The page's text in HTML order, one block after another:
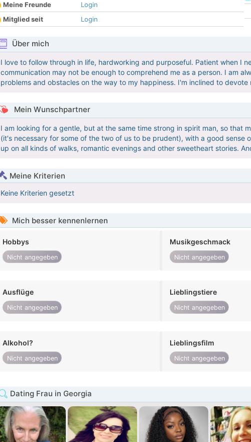
Meine Freunde
Login
Mitglied seit
Login
Über mich
I love to follow through in life, hardworking and purposeful. Patient when I
communication may not be enough to comprehend me as a person. I am
problems and obstacles on the way to my happiness. I'm inclined to
Mein Wunschpartner
I am looking for a gentle, but at the same time strong in spirit man, so that
(it's necessary for some of the two of us to be prudent), with a good
up on all kinds of walks, romantic evenings and other sweetheart stories.
Meine Kriterien
Keine Kriterien gesetzt
Mich besser kennenlernen
Hobbys
Nicht angegeben
Musikgeschmack
Nicht angegeben
Ausflüge
Nicht angegeben
Lieblingstiere
Nicht angegeben
Alkohol?
Nicht angegeben
Lieblingsfilm
Nicht angegeben
Dating Frau in Georgia